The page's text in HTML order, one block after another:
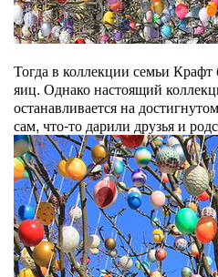
Тогда в коллекции семьи
яиц. Однако настоящий
останавливается на
сам, что-то дарили друзья и